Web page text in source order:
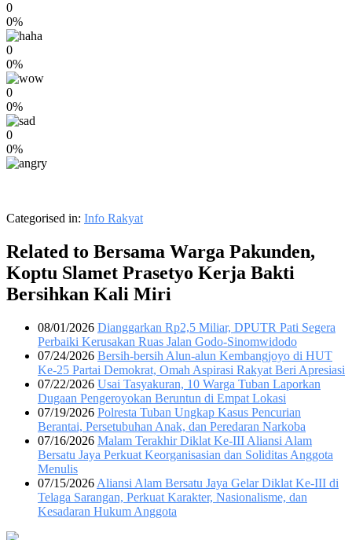
0
0%
0
0%
0
0%
0
0%
Categorised in: Info Rakyat
Related to Bersama Warga Pakunden,
Koptu Slamet Prasetyo Kerja Bakti
Bersihkan Kali Miri
08/01/2026 Dianggarkan Rp2,5 Miliar, DPUTR Pati Segera
Perbaiki Kerusakan Ruas Jalan Godo-Sinomwidodo
07/24/2026 Bersih-bersih Alun-alun Kembangjoyo di HUT
Ke-25 Partai Demokrat, Omah Aspirasi Rakyat Beri Apresiasi
07/22/2026 Usai Tasyakuran, 10 Warga Tuban Laporkan
Dugaan Pengeroyokan Beruntun di Empat Lokasi
07/19/2026 Polresta Tuban Ungkap Kasus Pencurian
Berantai, Persetubuhan Anak, dan Peredaran Narkoba
07/16/2026 Malam Terakhir Diklat Ke-III Aliansi Alam
Bersatu Jaya Perkuat Keorganisasian dan Soliditas Anggota
Menulis
07/15/2026 Aliansi Alam Bersatu Jaya Gelar Diklat Ke-III di
Telaga Sarangan, Perkuat Karakter, Nasionalisme, dan
Kesadaran Hukum Anggota